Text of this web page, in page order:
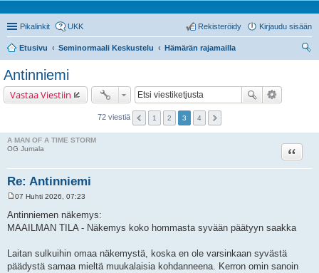
Pikalinkit UKK Kirjaudu sisään
Rekisteröidy
Etusivu Seminormaali Keskustelu
Hämärän rajamailla
Antinniemi
Vastaa Viestiin
72 viestiä 1 2 3 4
A MAN OF A TIME STORM
OG Jumala
Re: Antinniemi
Lainaa
e
s
07 Huhti 2026, 07:23
Antinniemen näkemys:
MAAILMAN TILA - Näkemys koko hommasta syvään päätyyn saakka
Laitan sulkuihin omaa näkemystä, koska en ole varsinkaan syvästä
päädystä samaa mieltä muukalaisia kohdanneena. Kerron omin sanoin